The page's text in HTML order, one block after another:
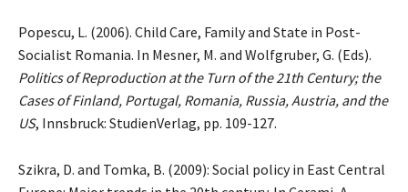
Popescu, L. (2006). Child Care, Family and State in Post-
Socialist Romania. In Mesner, M. and Wolfgruber, G. (Eds).
Politics of Reproduction at the Turn of the 21th Century; the
Cases of Finland, Portugal, Romania, Russia, Austria, and the
US, Innsbruck: StudienVerlag, pp. 109-127.
Szikra, D. and Tomka, B. (2009): Social policy in East Central